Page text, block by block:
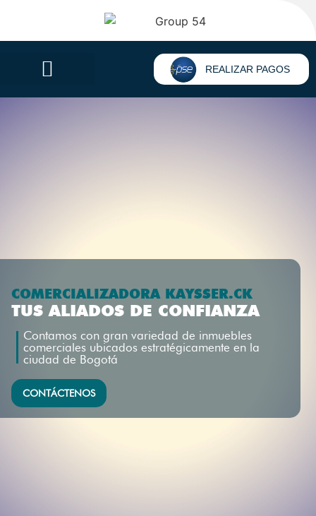
REALIZAR PAGOS
COMERCIALIZADORA KAYSSER.CK
TUS ALIADOS DE CONFIANZA
Contamos con gran variedad de inmuebles
comerciales ubicados estratégicamente en la
ciudad de Bogotá
CONTÁCTENOS